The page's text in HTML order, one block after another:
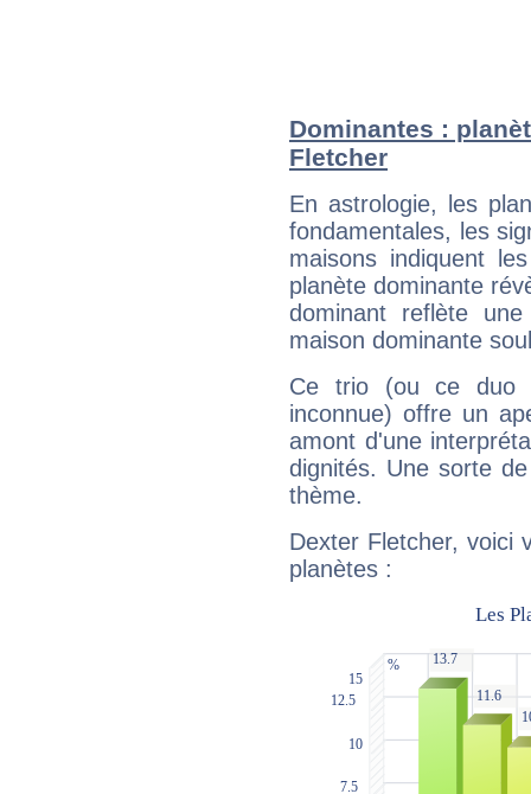
Dominantes :
Fletcher
En astrologie, les
fondamentales, les
maisons indiquent
planète dominante
dominant reflète
maison dominante
Ce trio (ou ce duo
inconnue) offre un
amont d'une
dignités. Une sorte
thème.
Dexter Fletcher, voici
planètes :